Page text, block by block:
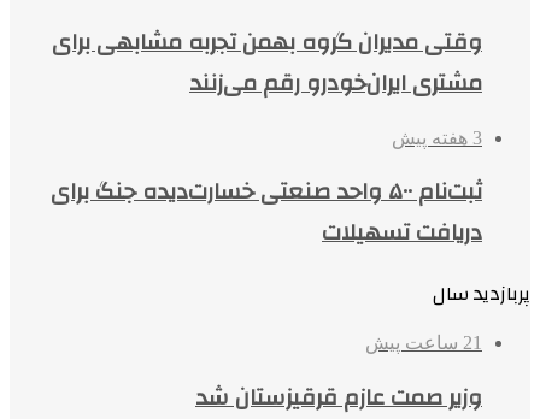
وقتی مدیران گروه بهمن تجربه مشابهی برای
مشتری ایران‌خودرو رقم می‌زنند
3 هفته پیش
ثبت‌نام ۵۰۰ واحد صنعتی خسارت‌دیده جنگ برای
دریافت تسهیلات
پربازدید سال
21 ساعت پیش
وزیر صمت عازم قرقیزستان شد